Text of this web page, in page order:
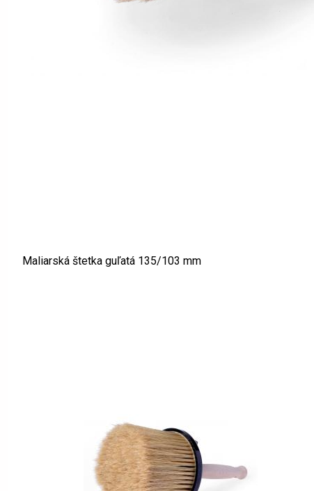
Maliarská štetka guľatá 135/103 mm